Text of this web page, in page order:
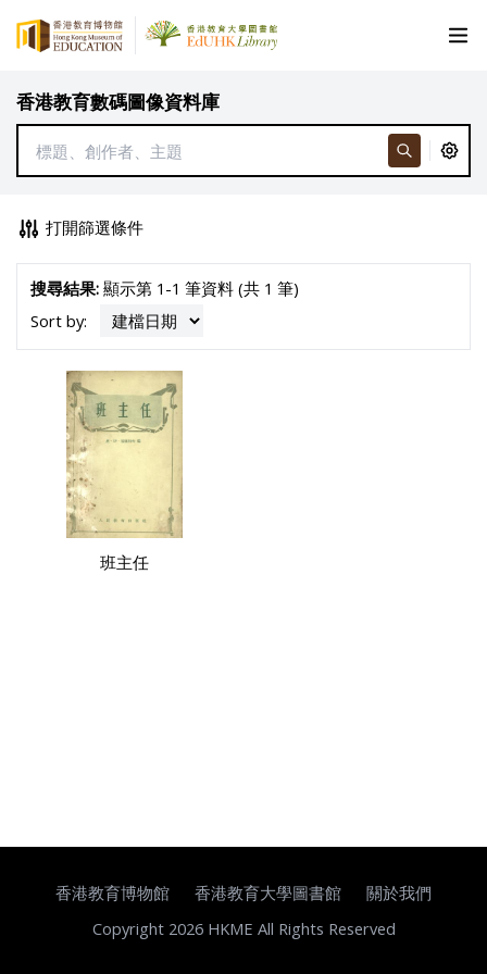
香港教育數碼圖像資料庫
打開篩選條件
搜尋結果:顯示第 1-1 筆資料 (共 1 筆)
Sort by:
班主任
香港教育博物館 香港教育大學圖書館
關於我們
Copyright 2026 HKME All Rights Reserved